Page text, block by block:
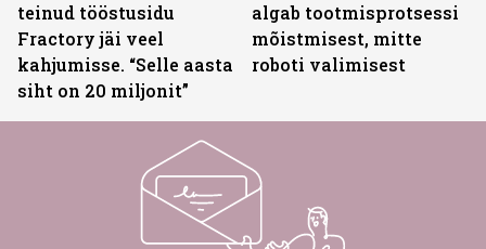
teinud tööstusidu
Fractory jäi veel
kahjumisse. “Selle aasta
siht on 20 miljonit”
algab tootmisprotsessi
mõistmisest, mitte
roboti valimisest